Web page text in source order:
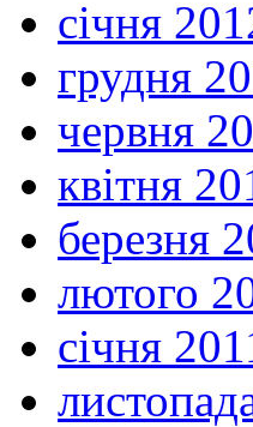
січня
грудня
червня
квітня
березня
лютого
січня